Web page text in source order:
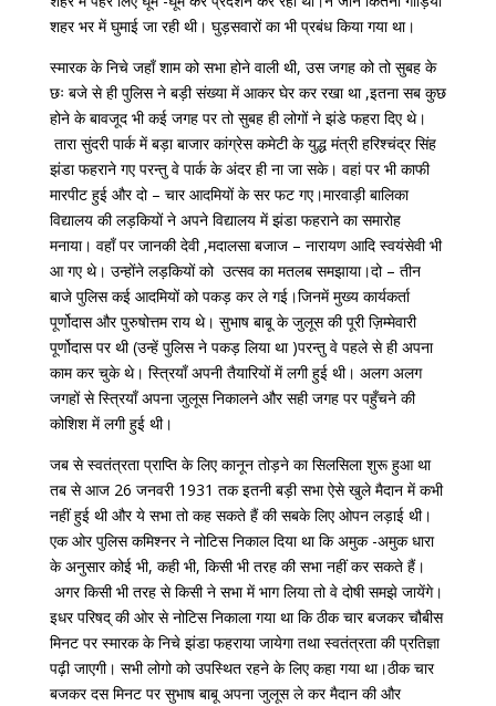
शहर भर में घुमाई जा रही थी। घुड़सवारों का भी प्रबंध किया गया था।
स्मारक के निचे जहाँ शाम को सभा होने वाली थी, उस जगह को तो सुबह के
छः बजे से ही पुलिस ने बड़ी संख्या में आकर घेर कर रखा था ,इतना सब कुछ
होने के बावजूद भी कई जगह पर तो सुबह ही लोगों ने झंडे फहरा दिए थे।
तारा सुंदरी पार्क में बड़ा बाजार कांग्रेस कमेटी के युद्ध मंत्री हरिश्चंद्र सिंह
झंडा फहराने गए परन्तु वे पार्क के अंदर ही ना जा सके। वहां पर भी काफी
मारपीट हुई और दो – चार आदमियों के सर फट गए।मारवाड़ी बालिका
विद्यालय की लड़कियों ने अपने विद्यालय में झंडा फहराने का समारोह
मनाया। वहाँ पर जानकी देवी ,मदालसा बजाज – नारायण आदि स्वयंसेवी भी
आ गए थे। उन्होंने लड़कियों को उत्सव का मतलब समझाया।दो – तीन
बाजे पुलिस कई आदमियों को पकड़ कर ले गई।जिनमें मुख्य कार्यकर्ता
पूर्णोदास और पुरुषोत्तम राय थे। सुभाष बाबू के जुलूस की पूरी ज़िम्मेवारी
पूर्णोदास पर थी (उन्हें पुलिस ने पकड़ लिया था )परन्तु वे पहले से ही अपना
काम कर चुके थे। स्त्रियाँ अपनी तैयारियों में लगी हुई थी। अलग अलग
जगहों से स्त्रियाँ अपना जुलूस निकालने और सही जगह पर पहुँचने की
कोशिश में लगी हुई थी।
जब से स्वतंत्रता प्राप्ति के लिए कानून तोड़ने का सिलसिला शुरू हुआ था
तब से आज 26 जनवरी 1931 तक इतनी बड़ी सभा ऐसे खुले मैदान में कभी
नहीं हुई थी और ये सभा तो कह सकते हैं की सबके लिए ओपन लड़ाई थी।
एक ओर पुलिस कमिश्नर ने नोटिस निकाल दिया था कि अमुक -अमुक धारा
के अनुसार कोई भी, कही भी, किसी भी तरह की सभा नहीं कर सकते हैं।
अगर किसी भी तरह से किसी ने सभा में भाग लिया तो वे दोषी समझे जायेंगे।
इधर परिषद् की ओर से नोटिस निकाला गया था कि ठीक चार बजकर चौबीस
मिनट पर स्मारक के निचे झंडा फहराया जायेगा तथा स्वतंत्रता की प्रतिज्ञा
पढ़ी जाएगी। सभी लोगो को उपस्थित रहने के लिए कहा गया था।ठीक चार
बजकर दस मिनट पर सुभाष बाबू अपना जुलूस ले कर मैदान की और